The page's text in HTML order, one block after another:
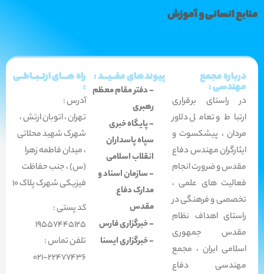
منابع انسانی و آموزش
درباره مجمع
مهندسی :
در راستای برقراری
ارتباط و تعامل دلاور
مردان ، پیشکسوت و
ایثارگران مهندس دفاع
مقدس و ضرورت انجام
فعالیت های علمی ،
تخصصی و فرهنگی در
راستای اهداف نظام
مقدس جمهوری
اسلامی ایران ، مجمع
مهندسی دفاع
پیوندهای مفــیـــد :
- دفتر مقام معظم
رهبری
- پایگاه خبری
سپاه پاسداران
انقلاب اسلامی
- سازمان اسناد و
مدارک دفاع
مقدس
- خبرگزاری فارس
- خبرگزاری ایسنا
راه هـــای ارتــبــاطــی
:
آدرس :
تهران ، اتوبان ارتش ،
شهرک شهید محلاتی
،میدان فاطمه زهرا
(س) ، جنب حفاظت
فیزیکی شهرک پلاک 10
کد پستی :
19557445125
تلفن تماس :
22477436-021